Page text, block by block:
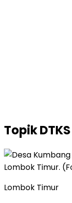
TopikDTKS
Lombok Timur